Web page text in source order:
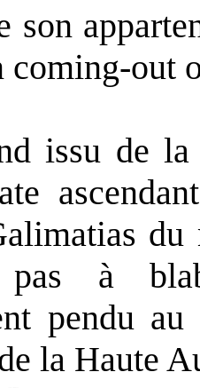
son
coming-out
issu de la
du
pas à
pendu
la Haute